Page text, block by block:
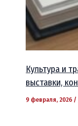
Культура и
выставки,
9 февраля, 2026 /